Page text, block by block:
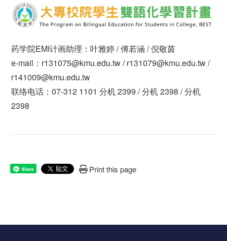
药学院EMI计画助理：叶雅婷 / 傅若涵 / 倪敬茵
e-mail：r131075@kmu.edu.tw / r131079@kmu.edu.tw /
r141009@kmu.edu.tw
联络电话：07-312 1101 分机 2399 / 分机 2398 / 分机
2398
Share Print this page